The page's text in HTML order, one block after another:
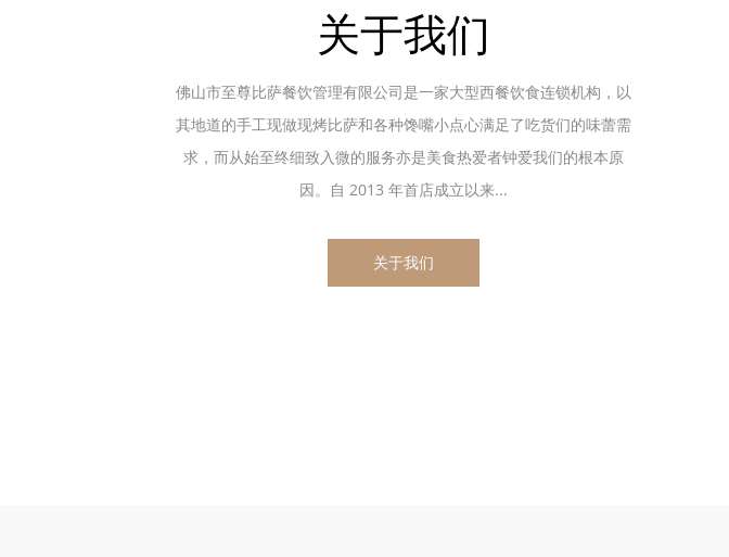
关于我们
佛山市至尊比萨餐饮管理有限公司是一家大型西餐饮食连锁机构，以
其地道的手工现做现烤比萨和各种馋嘴小点心满足了吃货们的味蕾需
求，而从始至终细致入微的服务亦是美食热爱者钟爱我们的根本原
因。自 2013 年首店成立以来...
关于我们